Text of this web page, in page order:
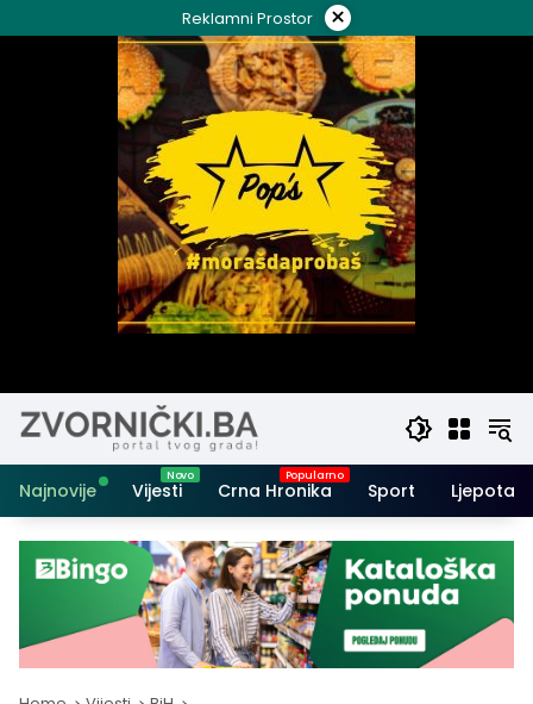
to
Reklamni Prostor ×
Najnovije Vijesti Crna Hronika Sport Ljepota i